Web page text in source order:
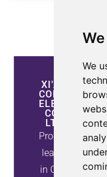
We
XI'AN
COEPOWER
ELECTRIC
CO.,
LTD
Produttore
leader
in Cina